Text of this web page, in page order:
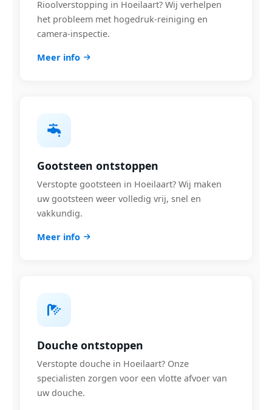
Rioolverstopping in Hoeilaart? Wij verhelpen
het probleem met hogedruk-reiniging en
camera-inspectie.
Meer info
Gootsteen ontstoppen
Verstopte gootsteen in Hoeilaart? Wij maken
uw gootsteen weer volledig vrij, snel en
vakkundig.
Meer info
Douche ontstoppen
Verstopte douche in Hoeilaart? Onze
specialisten zorgen voor een vlotte afvoer van
uw douche.